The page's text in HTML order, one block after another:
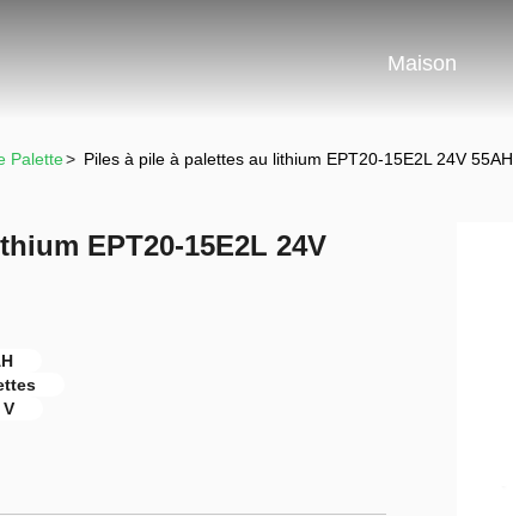
Maison
Palette> Piles à pile à palettes au lithium EPT20-15E2L 24V 55AH
EPT20-15E2L 24V